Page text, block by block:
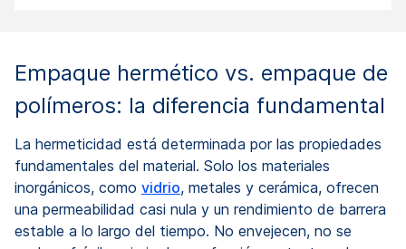
Empaque hermético vs. empaque de
polímeros: la diferencia fundamental
La hermeticidad está determinada por las propiedades
fundamentales del material. Solo los materiales
inorgánicos, como vidrio, metales y cerámica, ofrecen
una permeabilidad casi nula y un rendimiento de barrera
estable a lo largo del tiempo. No envejecen, no se